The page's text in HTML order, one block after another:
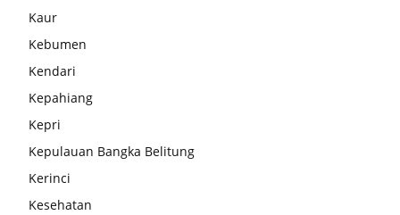
Kaur
Kebumen
Kendari
Kepahiang
Kepri
Kepulauan Bangka Belitung
Kerinci
Kesehatan